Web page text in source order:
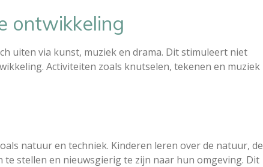
ontwikkeling
uiten via kunst, muziek en drama. Dit stimuleert niet
Activiteiten zoals knutselen, tekenen en muziek
natuur en techniek. Kinderen leren over de natuur, de
stellen en nieuwsgierig te zijn naar hun omgeving. Dit